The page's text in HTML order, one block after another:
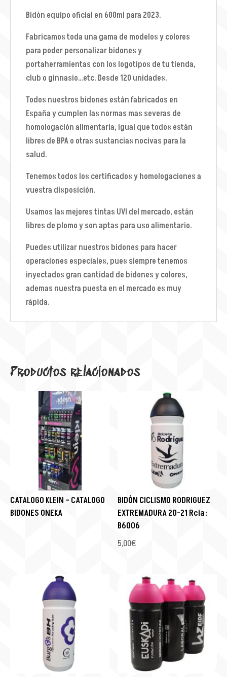
Bidón equipo oficial en 600ml para 2023.
Fabricamos toda una gama de modelos y colores
para poder personalizar bidones y
portaherramientas con los logotipos de tu tienda,
club o ginnasio…etc. Desde 120 unidades.
Todos nuestros bidones están fabricados en
España y cumplen las normas mas severas de
homologación alimentaria, igual que todos están
libres de BPA o otras sustancias nocivas para la
salud.
Tenemos todos los certificados y homologaciones a
vuestra disposición.
Usamos las mejores tintas UVI del mercado, están
libres de plomo y son aptas para uso alimentario.
Puedes utilizar nuestros bidones para hacer
operaciones especiales, pues siempre tenemos
inyectados gran cantidad de bidones y colores,
ademas nuestra puesta en el mercado es muy
rápida.
Productos relacionados
CATALOGO KLEIN – CATALOGO
BIDONES ONEKA
BIDÓN CICLISMO RODRIGUEZ
EXTREMADURA 20-21 Rcia:
B6006
5,00€